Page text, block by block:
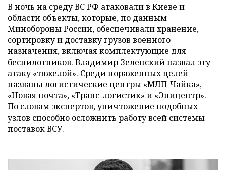
В ночь на среду ВС РФ атаковали в Киеве и
области объекты, которые, по данным
Минобороны России, обеспечивали хранение,
сортировку и доставку грузов военного
назначения, включая комплектующие для
беспилотников. Владимир Зеленский назвал эту
атаку «тяжелой». Среди пораженных целей
названы логистические центры «МЛП-Чайка»,
«Новая почта», «Транс-логистик» и «Эпицентр».
По словам экспертов, уничтожение подобных
узлов способно осложнить работу всей системы
поставок ВСУ.